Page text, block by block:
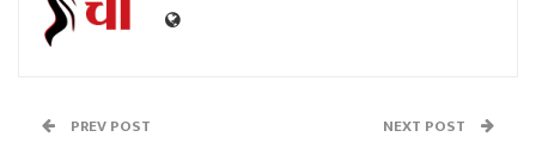
PREV POST NEXT POST